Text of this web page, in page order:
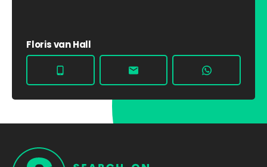
Floris van Hall